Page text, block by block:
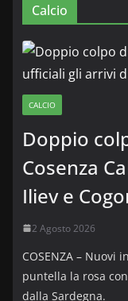
Calcio
CALCIO
Doppio
Cosenza
Iliev e
2 Agosto 2026
COSENZA – Nuovi
puntella la rosa
dalla Sardegna.